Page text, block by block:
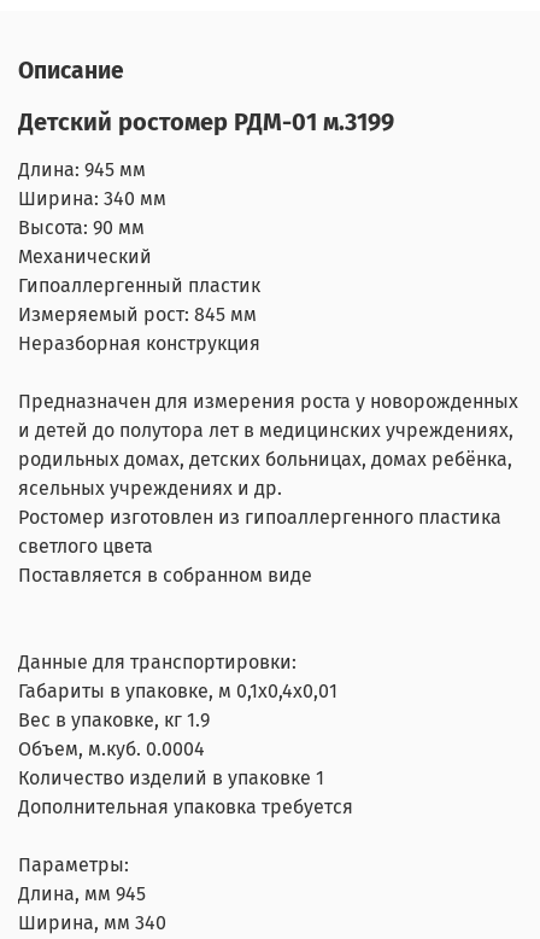
Описание
Детский ростомер РДМ-01 м.3199
Длина: 945 мм
Ширина: 340 мм
Высота: 90 мм
Механический
Гипоаллергенный пластик
Измеряемый рост: 845 мм
Неразборная конструкция
Предназначен для измерения роста у новорожденных
и детей до полутора лет в медицинских учреждениях,
родильных домах, детских больницах, домах ребёнка,
ясельных учреждениях и др.
Ростомер изготовлен из гипоаллергенного пластика
светлого цвета
Поставляется в собранном виде
Данные для транспортировки:
Габариты в упаковке, м 0,1х0,4х0,01
Вес в упаковке, кг 1.9
Объем, м.куб. 0.0004
Количество изделий в упаковке 1
Дополнительная упаковка требуется
Параметры:
Длина, мм 945
Ширина, мм 340